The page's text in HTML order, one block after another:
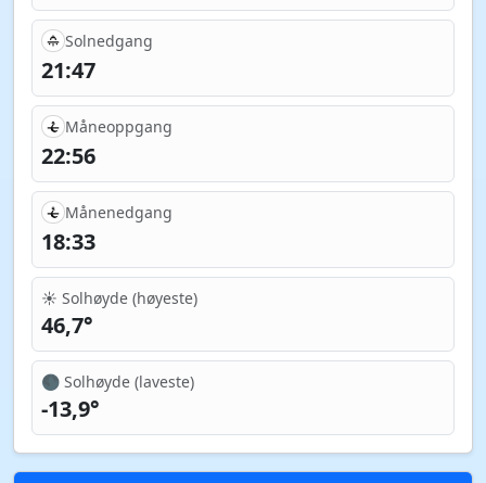
Solnedgang
21:47
Måneoppgang
22:56
Månenedgang
18:33
☀️ Solhøyde (høyeste)
46,7°
🌑 Solhøyde (laveste)
-13,9°